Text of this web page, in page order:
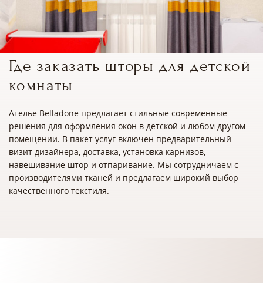
Где заказать шторы для детской
комнаты
Ателье Belladone предлагает стильные современные
решения для оформления окон в детской и любом другом
помещении. В пакет услуг включен предварительный
визит дизайнера, доставка, установка карнизов,
навешивание штор и отпаривание. Мы сотрудничаем с
производителями тканей и предлагаем широкий выбор
качественного текстиля.